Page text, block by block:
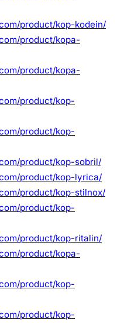
product/kop-kodein/
product/kopa-
product/kopa-
product/kop-
product/kop-
product/kop-sobril/
product/kop-lyrica/
product/kop-stilnox/
product/kop-
product/kop-ritalin/
product/kopa-
product/kop-
product/kop-